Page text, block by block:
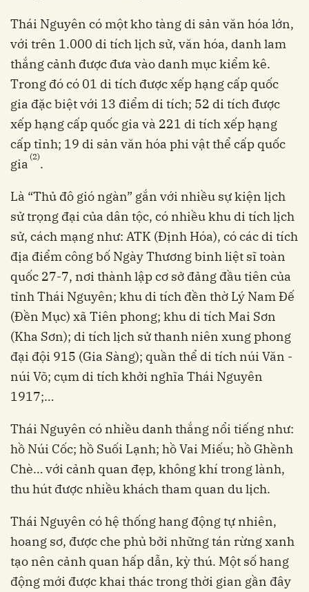
Thái Nguyên có một kho tàng di sản văn hóa lớn,
với trên 1.000 di tích lịch sử, văn hóa, danh lam
thắng cảnh được đưa vào danh mục kiểm kê.
Trong đó có 01 di tích được xếp hạng cấp quốc
gia đặc biệt với 13 điểm di tích; 52 di tích được
xếp hạng cấp quốc gia và 221 di tích xếp hạng
cấp tỉnh; 19 di sản văn hóa phi vật thể cấp quốc
gia (2).
Là “Thủ đô gió ngàn” gắn với nhiều sự kiện lịch
sử trọng đại của dân tộc, có nhiều khu di tích lịch
sử, cách mạng như: ATK (Định Hóa), có các di tích
địa điểm công bố Ngày Thương binh liệt sĩ toàn
quốc 27-7, nơi thành lập cơ sở đảng đầu tiên của
tỉnh Thái Nguyên; khu di tích đền thờ Lý Nam Đế
(Đền Mục) xã Tiên phong; khu di tích Mai Sơn
(Kha Sơn); di tích lịch sử thanh niên xung phong
đại đội 915 (Gia Sàng); quần thể di tích núi Văn -
núi Võ; cụm di tích khởi nghĩa Thái Nguyên
1917;…
Thái Nguyên có nhiều danh thắng nổi tiếng như:
hồ Núi Cốc; hồ Suối Lạnh; hồ Vai Miếu; hồ Ghềnh
Chè… với cảnh quan đẹp, không khí trong lành,
thu hút được nhiều khách tham quan du lịch.
Thái Nguyên có hệ thống hang động tự nhiên,
hoang sơ, được che phủ bởi những tán rừng xanh
tạo nên cảnh quan hấp dẫn, kỳ thú. Một số hang
động mới được khai thác trong thời gian gần đây